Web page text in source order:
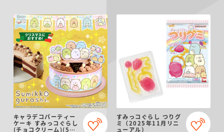
キャラデコパーティー
ケーキ すみっコぐらし
(チョコクリーム)(5号
すみっコぐらし つりグ
ミ（2025年11月リニ
ューアル）